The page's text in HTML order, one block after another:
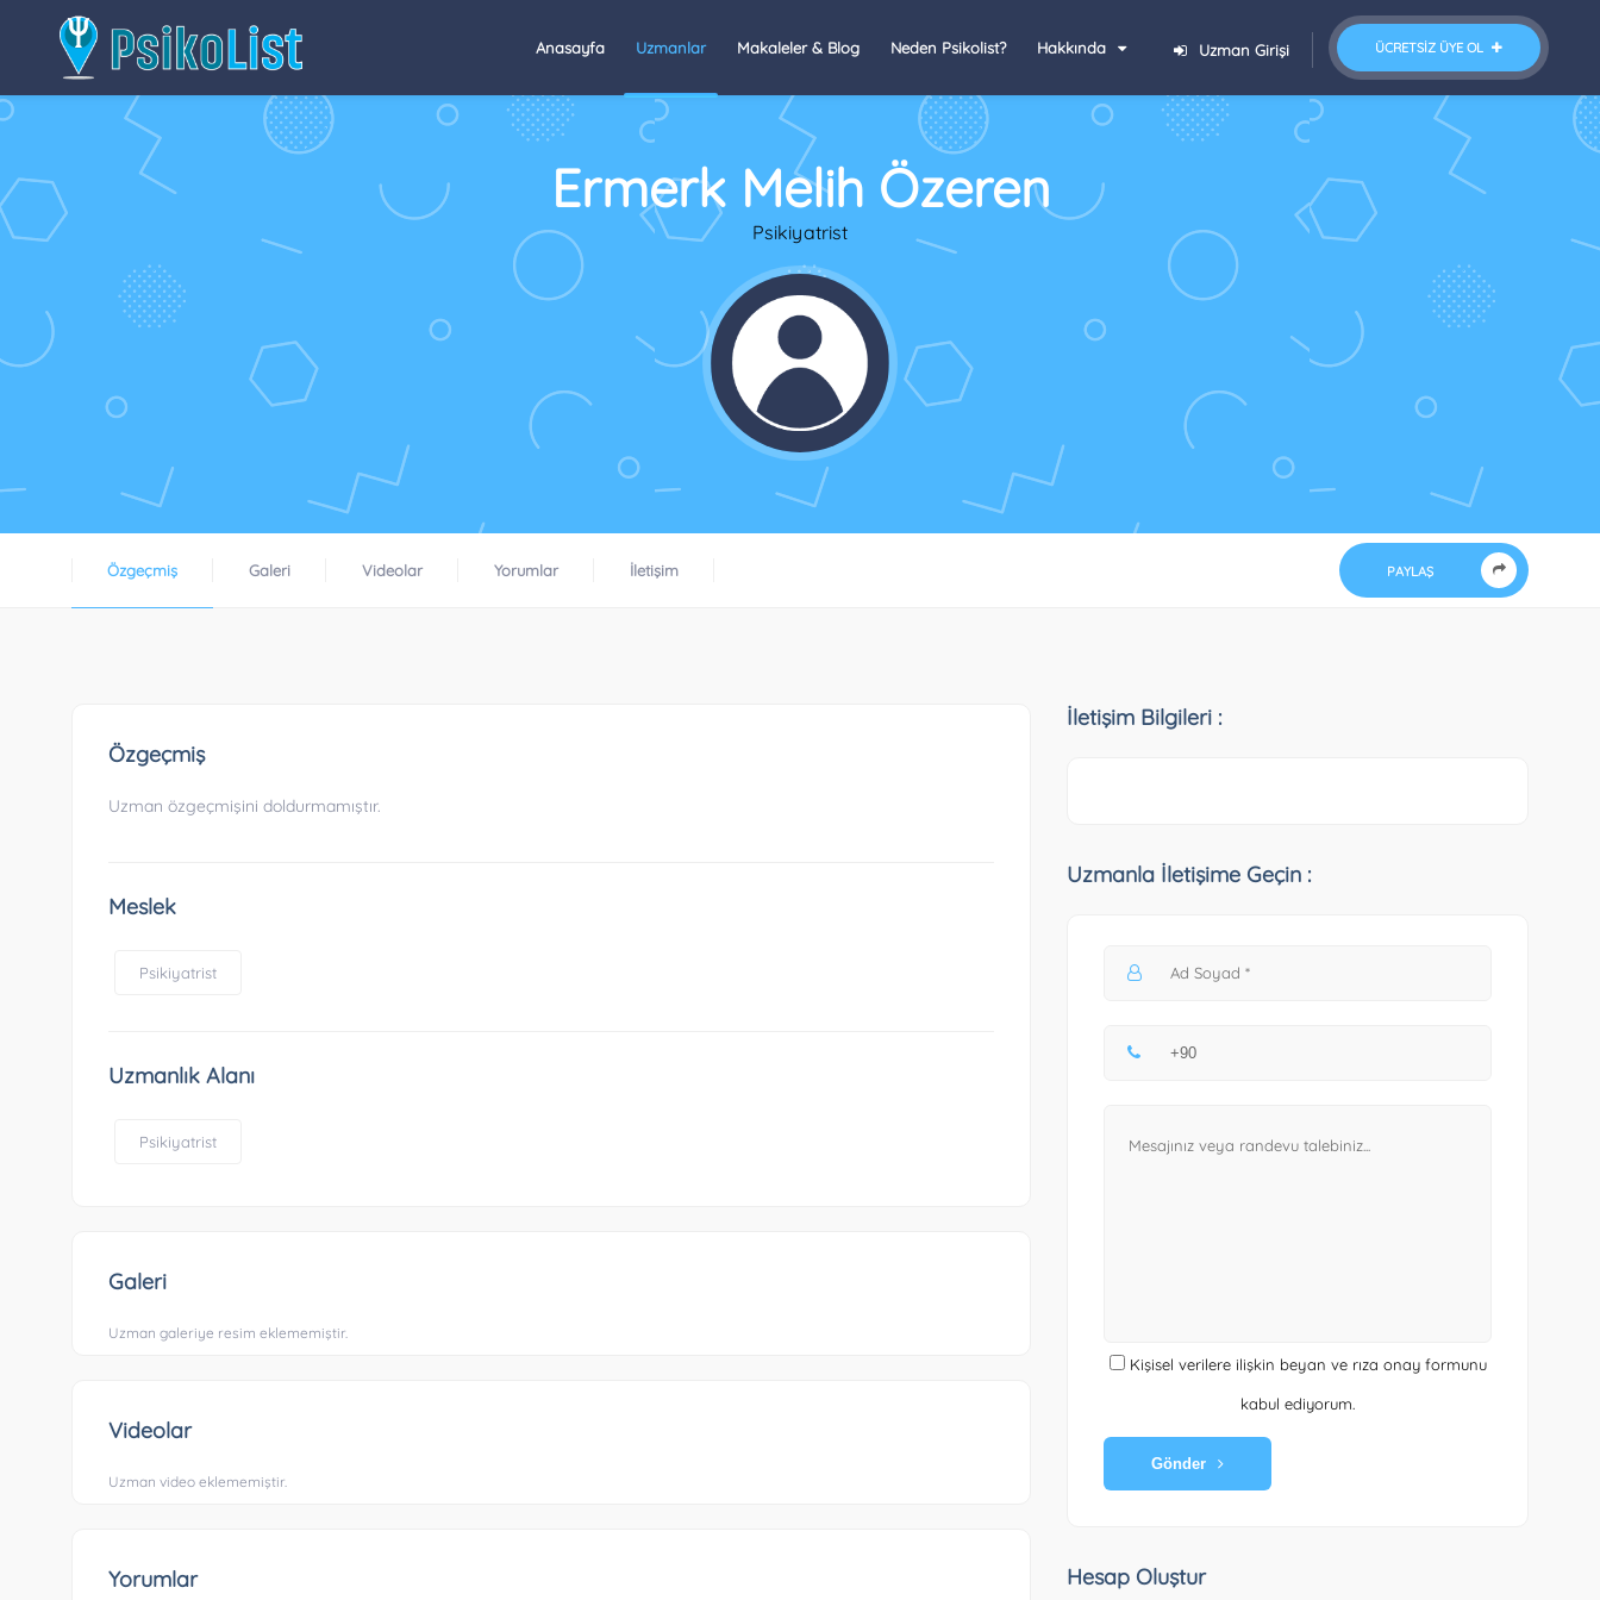
ÜCRETSIZ ÜYE OL
Uzman Girişi
Anasayfa Uzmanlar Makaleler & Blog Neden Psikolist? Hakkında
Ermerk Melih Özeren
Psikiyatrist
Özgeçmiş Galeri Videolar Yorumlar İletişim PAYLAŞ
Özgeçmiş
Uzman özgeçmişini doldurmamıştır.
Meslek
Psikiyatrist
Uzmanlık Alanı
Psikiyatrist
Galeri
Uzman galeriye resim eklememiştir.
Videolar
Uzman video eklememiştir.
Yorumlar
İletişim Bilgileri :
Uzmanla İletişime Geçin :
Kişisel verilere ilişkin beyan ve rıza onay formunu
kabul ediyorum.
Gönder
Hesap Oluştur